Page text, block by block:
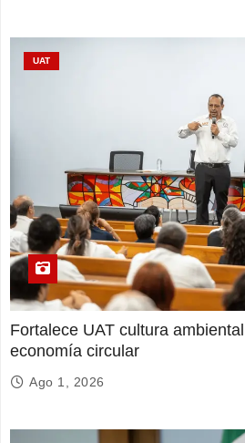
UAT
Fortalece UAT cultura
economía circular
Ago 1, 2026